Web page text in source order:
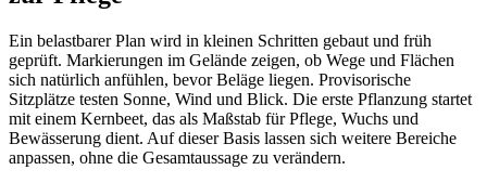
Ein belastbarer Plan wird in kleinen Schritten gebaut und früh
geprüft. Markierungen im Gelände zeigen, ob Wege und Flächen
sich natürlich anfühlen, bevor Beläge liegen. Provisorische
Sitzplätze testen Sonne, Wind und Blick. Die erste Pflanzung startet
mit einem Kernbeet, das als Maßstab für Pflege, Wuchs und
Bewässerung dient. Auf dieser Basis lassen sich weitere Bereiche
anpassen, ohne die Gesamtaussage zu verändern.